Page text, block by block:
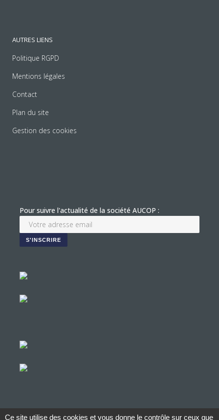
AUTRES LIENS
Politique RGPD
Mentions légales
Contact
Plan du site
Gestion des cookies
Pour suivre l'actualité de la société AUCOP :
Ce site utilise des cookies et vous donne le contrôle sur ceux que